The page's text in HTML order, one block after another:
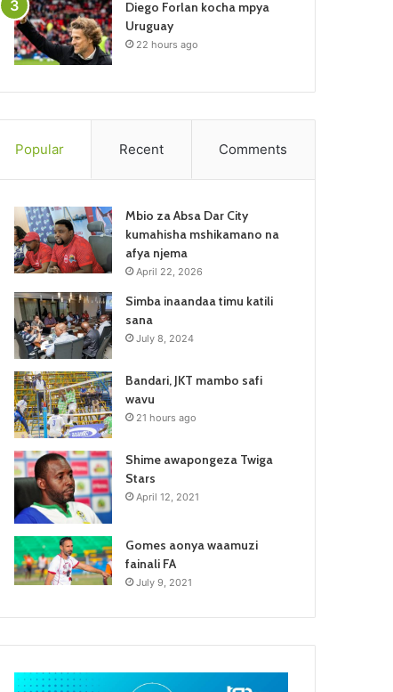
Diego Forlan kocha mpya
Uruguay
22 hours ago
Popular Recent Comments
Mbio za Absa Dar City
kumahisha mshikamano na
afya njema
April 22, 2026
Simba inaandaa timu katili
sana
July 8, 2024
Bandari, JKT mambo safi
wavu
21 hours ago
Shime awapongeza Twiga
Stars
April 12, 2021
Gomes aonya waamuzi
fainali FA
July 9, 2021